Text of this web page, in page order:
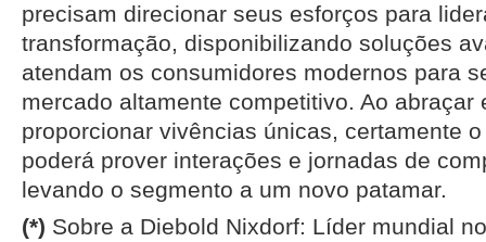
precisam direcionar seus esforços para
transformação, disponibilizando soluções
atendam os consumidores modernos para
mercado altamente competitivo. Ao abraçar
proporcionar vivências únicas, certamente
poderá prover interações e jornadas de
levando o segmento a um novo patamar.
(*) Sobre a Diebold Nixdorf: Líder mundial